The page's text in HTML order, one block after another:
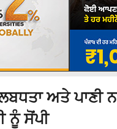
ਅਤੇ ਪਾਣੀ
ਨੂੰ ਸੋਂਪੀ